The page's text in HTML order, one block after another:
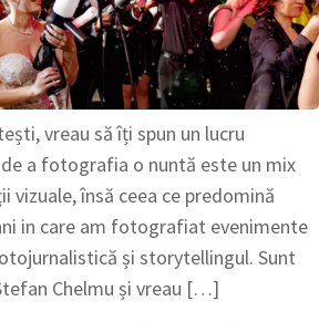
vreau să îți spun un lucru
a fotografia o nuntă este un mix
însă ceea ce predomină
in care am fotografiat evenimente
și storytellingul. Sunt
Chelmu și vreau […]